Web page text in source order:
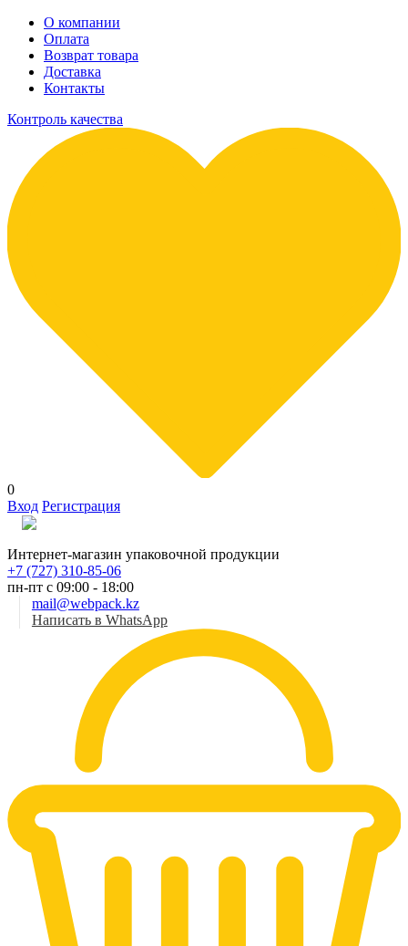
О компании
Оплата
Возврат товара
Доставка
Контакты
Контроль качества
0
Вход Регистрация
Интернет-магазин упаковочной продукции
+7 (727) 310-85-06
пн-пт с 09:00 - 18:00
mail@webpack.kz
Написать в WhatsApp